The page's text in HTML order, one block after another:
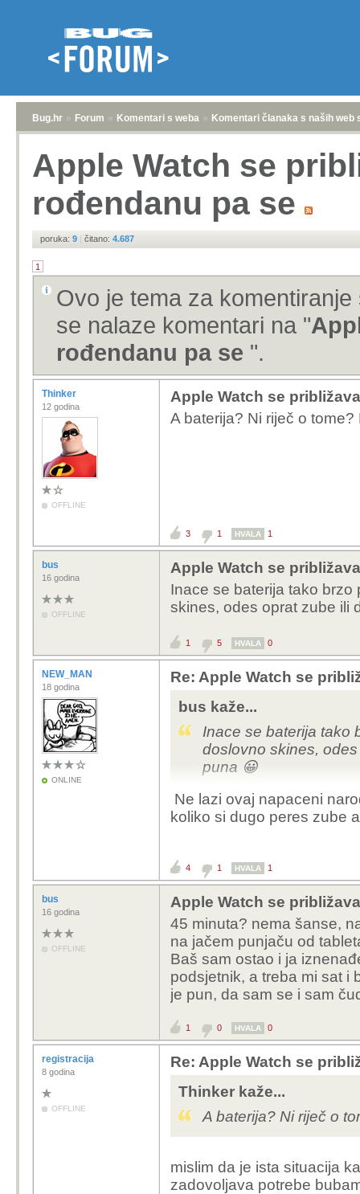
Bug.hr » Forum » Komentari s weba » Komentari članaka s naših web
Apple Watch se
rođendanu pa se
poruka: 9 | čitano: 4.687
1
Ovo je tema za
se nalaze komentari na "
rođendanu pa se ".
Thinker
12 godina
OFFLINE
Apple Watch se
A baterija? Ni riječ o
3 1 HVALA 1
bus
16 godina
OFFLINE
Apple Watch se
Inace se baterija tako
skines, odes oprat zube ili
1 5 HVALA 0
NEW_MAN
18 godina
ONLINE
Re: Apple Watch se
bus kaže...
Inace se baterija tako
doslovno skines,
puna 😀
Ne lazi ovaj napaceni
koliko si dugo peres zube
4 1 HVALA 1
bus
16 godina
OFFLINE
Apple Watch se
45 minuta? nema šanse,
na jačem punjaču od
Baš sam ostao i ja
podsjetnik, a treba mi sat i
je pun, da sam se i sam
1 0 HVALA 0
registracija
8 godina
OFFLINE
Re: Apple Watch se
Thinker kaže...
A baterija? Ni riječ o
mislim da je ista situacija
zadovoljava potrebe